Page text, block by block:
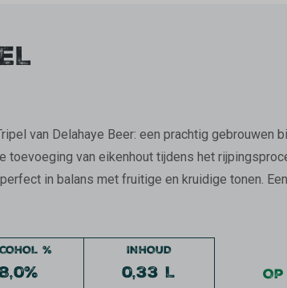
van Delahaye Beer: een prachtig gebrouwen
toevoeging van eikenhout tijdens het
in balans met fruitige en kruidige tonen.
% INHOUD
0,33 L